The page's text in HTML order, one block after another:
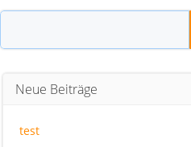
Suchen
Neue Beiträge
test